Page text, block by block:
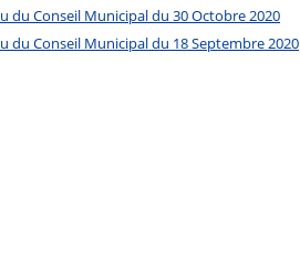
du Conseil Municipal du 30 Octobre 2020
du Conseil Municipal du 18 Septembre 2020